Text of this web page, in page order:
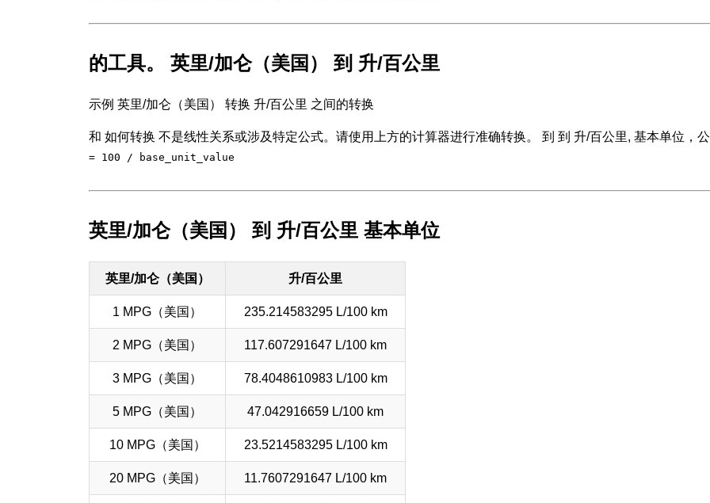
的工具。 英里/加仑（美国） 到 升/百公里
示例 英里/加仑（美国） 转换 升/百公里 之间的转换
和 如何转换 不是线性关系或涉及特定公式。请使用上方的计算器进行准确转换。 到 到 升/百公里, 基本单位，
= 100 / base_unit_value
英里/加仑（美国） 到 升/百公里 基本单位
英里/加仑（美国） 升/百公里
1 MPG（美国） 235.214583295 L/100 km
2 MPG（美国） 117.607291647 L/100 km
3 MPG（美国） 78.4048610983 L/100 km
5 MPG（美国） 47.042916659 L/100 km
10 MPG（美国） 23.5214583295 L/100 km
20 MPG（美国） 11.7607291647 L/100 km